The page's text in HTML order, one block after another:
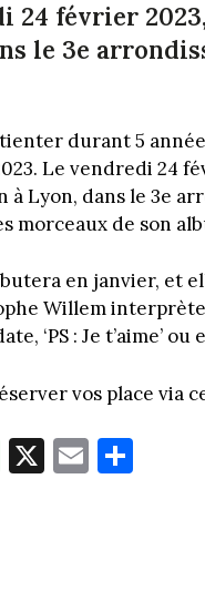
24 février
le 3e
durant 5
Le vendredi 24
Lyon, dans le 3e
morceaux de son
en janvier, et
Willem
‘PS : Je t’aime’
vos place via
W
ha
X E
m